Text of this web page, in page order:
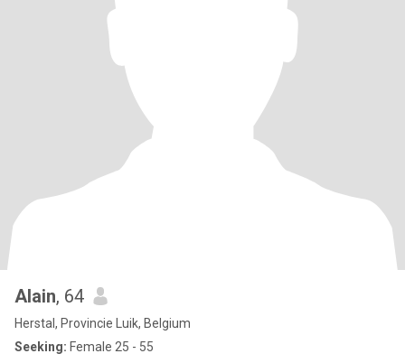
Alain, 64
Herstal, Provincie Luik, Belgium
Seeking: Female 25 - 55